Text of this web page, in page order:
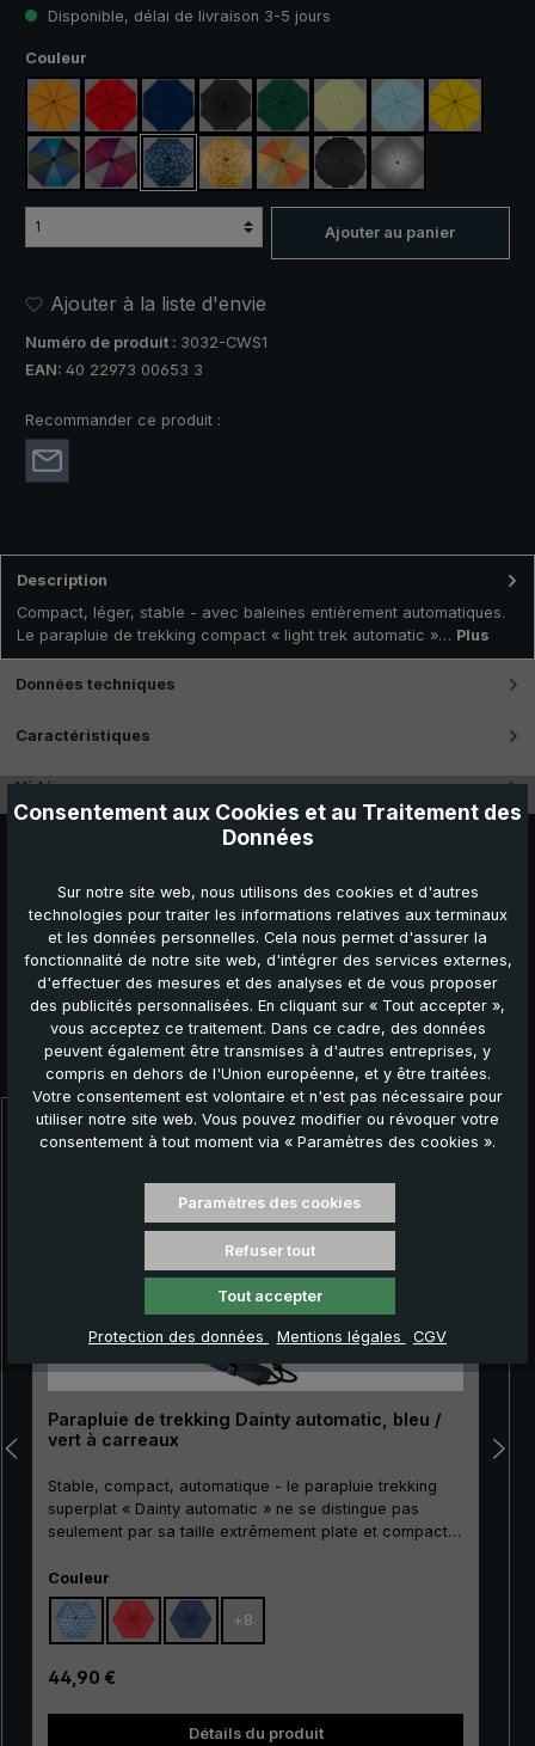
Disponible, délai de livraison 3-5 jours
Sélectionnez
Couleur
orange rouge bleu marine
noir vert foncévert clair bleu clairjaune
bleu / vertviolet / rouge / gris
bleu / vert à carreaux
jaune / orange à carreaux
orange / jaunenoir, avec bandes
argent, protection
Ajouter au panier
Ajouter à la liste d'envie
Numéro de produit : 3032-CWS1
EAN: 40 22973 00653 3
Recommander ce produit :
Description
Compact, léger, stable - avec baleines entièrement automatiques.
Le parapluie de trekking compact « light trek automatic »… Plus
Données techniques
Caractéristiques
Vidéos
Ignorer la galerie de produits
Autres produits que vous pourriez aimer :
Parapluie de trekking Dainty automatic, bleu /
vert à carreaux
Stable, compact, automatique - le parapluie trekking
superplat « Dainty automatic » ne se distingue pas
seulement par sa taille extrêmement plate et compacte.
rupture ainsi que ses griffes stables en métal et en fibre
de verre rendent le « Dainty automatic » extrêmement
résistant. Grâce à son mécanisme
d'ouverture/fermeture automatique pratique, ce
parapluie de poche est de plus très facile à utiliser. Il
suffit d'appuyer sur un bouton pour ouvrir et refermer la
couverture du parapluie très rapidement en cas
d'averse qui s'annonce.
Sélectionnez
Couleur
+ 8
Prix régulier :
44,90 €
Détails du produit
Consentement aux Cookies et au Traitement des
Données
Sur notre site web, nous utilisons des cookies et d'autres
technologies pour traiter les informations relatives aux terminaux
et les données personnelles. Cela nous permet d'assurer la
fonctionnalité de notre site web, d'intégrer des services externes,
d'effectuer des mesures et des analyses et de vous proposer
des publicités personnalisées. En cliquant sur « Tout accepter »,
vous acceptez ce traitement. Dans ce cadre, des données
peuvent également être transmises à d'autres entreprises, y
compris en dehors de l'Union européenne, et y être traitées.
Votre consentement est volontaire et n'est pas nécessaire pour
utiliser notre site web. Vous pouvez modifier ou révoquer votre
consentement à tout moment via « Paramètres des cookies ».
Paramètres des cookies
Refuser tout
Tout accepter
Protection des données Mentions légales CGV